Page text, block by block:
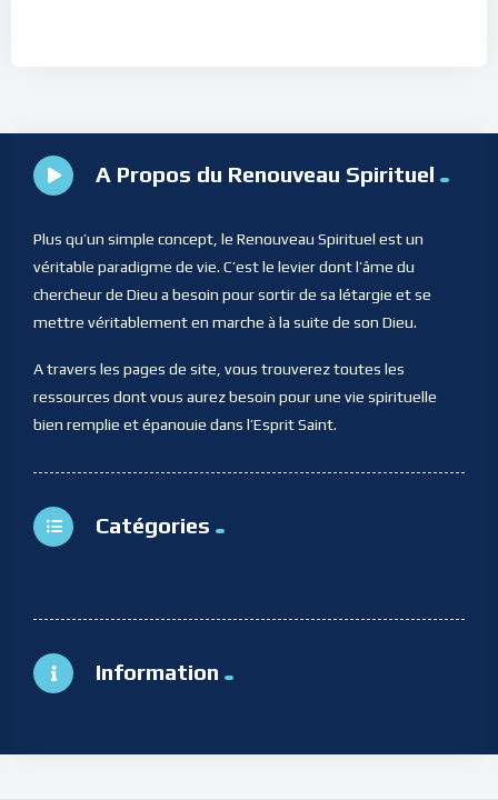
A Propos du Renouveau Spirituel
Plus qu’un simple concept, le Renouveau Spirituel est un
véritable paradigme de vie. C’est le levier dont l’âme du
chercheur de Dieu a besoin pour sortir de sa létargie et se
mettre véritablement en marche à la suite de son Dieu.
A travers les pages de site, vous trouverez toutes les
ressources dont vous aurez besoin pour une vie spirituelle
bien remplie et épanouie dans l’Esprit Saint.
Catégories
Information